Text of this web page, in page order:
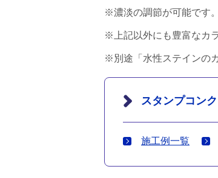
※濃淡の調節が可能です。
※上記以外にも豊富なカ
※別途「水性ステインの
スタンプコン
施工例一覧